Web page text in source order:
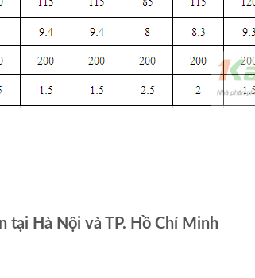
tại Hà Nội và TP. Hồ Chí Minh